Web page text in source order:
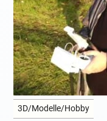
3D/Modelle/Hobby